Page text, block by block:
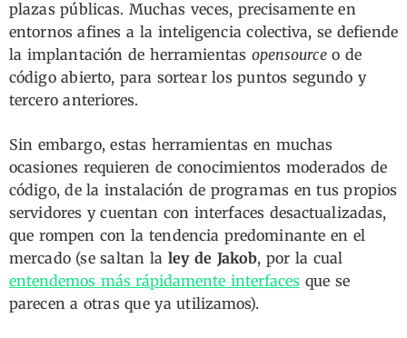
plazas públicas. Muchas veces, precisamente en
entornos afines a la inteligencia colectiva, se defiende
la implantación de herramientas opensourceo de
código abierto, para sortear los puntos segundo y
tercero anteriores.
Sin embargo, estas herramientas en muchas
ocasiones requieren de conocimientos moderados de
código, de la instalación de programas en tus propios
servidores y cuentan con interfaces desactualizadas,
que rompen con la tendencia predominante en el
mercado (se saltan la ley de Jakob, por la cual
entendemos más rápidamente interfacesque se
parecen a otras que ya utilizamos).